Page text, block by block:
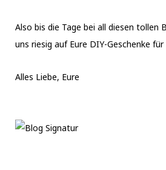
Also bis die Tage bei all diesen tollen
uns riesig auf Eure DIY-Geschenke für
Alles Liebe, Eure